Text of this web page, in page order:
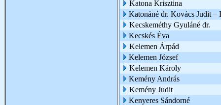
Katona Krisztina
Katonáné dr. Kovács Judit –
Kecskeméthy Gyuláné dr.
Kecskés Éva
Kelemen Árpád
Kelemen József
Kelemen Károly
Kemény András
Kemény Judit
Kenyeres Sándorné